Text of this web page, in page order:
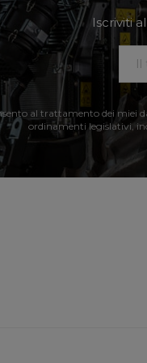
Iscriviti
al trattamento dei miei
ordinamenti legislativi,